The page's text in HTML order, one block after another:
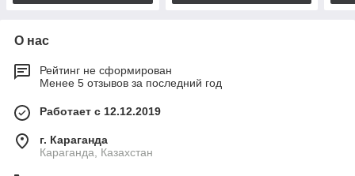
О нас
Рейтинг не сформирован
Менее 5 отзывов за последний год
Работает с 12.12.2019
г. Караганда
Караганда, Казахстан